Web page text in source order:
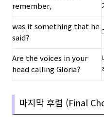
remember,
was it something that he
said?
Are the voices in your
head calling Gloria?
마지막 후렴 (Final